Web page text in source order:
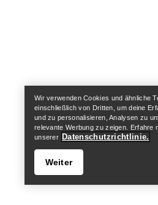
Wir verwenden Cookies und ähnliche
einschließlich von Dritten, um deine
und zu personalisieren, Analysen zu
relevante Werbung zu zeigen. Erfahre
unserer Datenschutzrichtlinie.
Weiter